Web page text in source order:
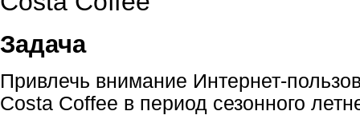
Задача
Привлечь внимание Интернет-
Costa Coffee в период сезонного